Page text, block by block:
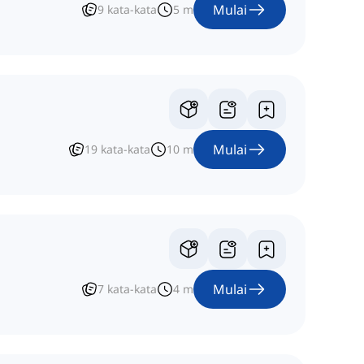
9 kata-kata 5 m Mulai
19 kata-kata 10 m Mulai
7 kata-kata 4 m Mulai